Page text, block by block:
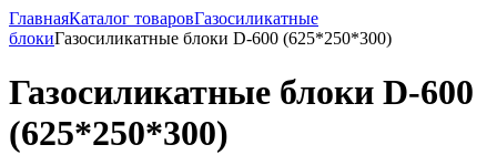
ГлавнаяКаталог товаровГазосиликатные
блокиГазосиликатные блоки D-600 (625*250*300)
Газосиликатные блоки D-600
(625*250*300)